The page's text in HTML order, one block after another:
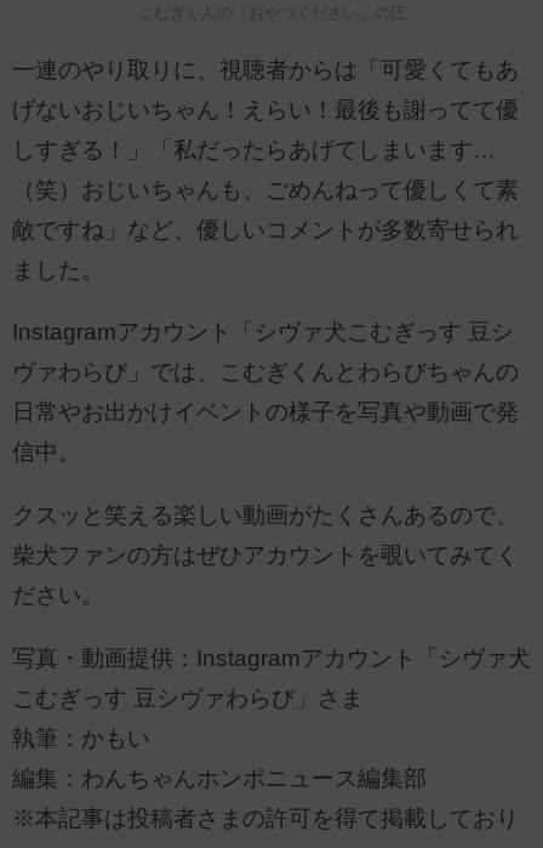
こむぎくんの「おやつください」の圧
一連のやり取りに、視聴者からは「可愛くてもあ
げないおじいちゃん！えらい！最後も謝ってて優
しすぎる！」「私だったらあげてしまいます…
（笑）おじいちゃんも、ごめんねって優しくて素
敵ですね」など、優しいコメントが多数寄せられ
ました。
Instagramアカウント「シヴァ犬こむぎっす 豆シ
ヴァわらび」では、こむぎくんとわらびちゃんの
日常やお出かけイベントの様子を写真や動画で発
信中。
クスッと笑える楽しい動画がたくさんあるので、
柴犬ファンの方はぜひアカウントを覗いてみてく
ださい。
写真・動画提供：Instagramアカウント「シヴァ犬
こむぎっす 豆シヴァわらび」さま
執筆：かもい
編集：わんちゃんホンポニュース編集部
※本記事は投稿者さまの許可を得て掲載しており